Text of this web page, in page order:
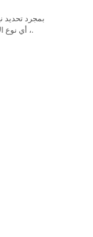
بمجرد تحديد
، أي نوع الأشياء التي تحتاج إلى وضعها لتحقيق هدفك.